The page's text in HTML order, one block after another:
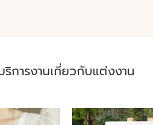
ริการงานเกี่ยวกับแต่งงาน